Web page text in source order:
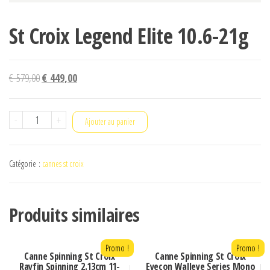
St Croix Legend Elite 10.6-21g
€579,00Le
initial
était :
€ 449,00Le
actuel
est :
-
quantité
Croix
10.6-
+ Ajouter au panier
Catégorie : cannes st croix
Produits similaires
Canne Spinning St Croix
Rayfin Spinning 2.13cm 11-
Promo !
Canne Spinning St Croix
Eyecon Walleye Series Mono
Promo !